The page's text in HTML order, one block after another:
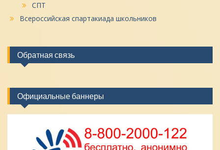
СПТ
Всероссийская спартакиада школьников
Обратная связь
Официальные баннеры